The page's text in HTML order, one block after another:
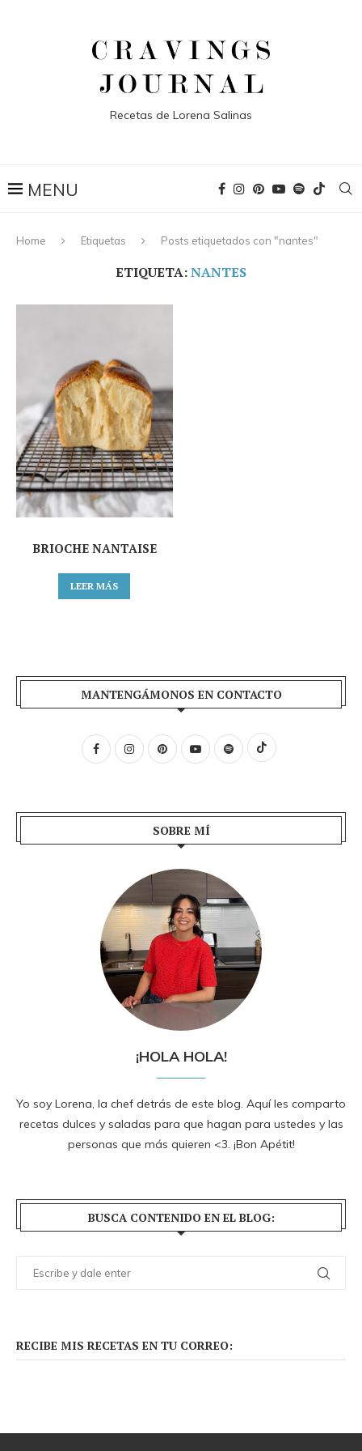
Recetas de Lorena Salinas
Home Etiquetas Posts etiquetados con "nantes"
ETIQUETA:NANTES
BRIOCHE NANTAISE
LEER MÁS
MANTENGÁMONOS EN CONTACTO
SOBRE MÍ
¡HOLA HOLA!
Yo soy Lorena, la chef detrás de este blog. Aquí les comparto
recetas dulces y saladas para que hagan para ustedes y las
personas que más quieren <3. ¡Bon Apétit!
BUSCA CONTENIDO EN EL BLOG:
RECIBE MIS RECETAS EN TU CORREO: